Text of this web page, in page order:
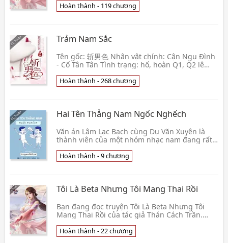
Ngọc hại nước, 👦 Bạch Lộ Thành Song
Hoàn thành - 119 chương
Trảm Nam Sắc
Tên gốc: 斩男色 Nhân vật chính: Cận Ngụ Đình
- Cố Tân Tân Tình trạng: hố, hoàn Q1, Q2 lê
chươn👦 Thánh Yêu
Hoàn thành - 268 chương
Hai Tên Thẳng Nam Ngốc Nghếch
Văn án Lâm Lạc Bạch cùng Dụ Văn Xuyên là
thành viên của một nhóm nhạc nam đang rất
năm, đều cho rằ👦 Cốt Hỏa
Hoàn thành - 9 chương
Tôi Là Beta Nhưng Tôi Mang Thai Rồi
Bạn đang đọc truyện Tôi Là Beta Nhưng Tôi
Mang Thai Rồi của tác giả Thán Cách Trần.
thai. 👦 Thán Cách Trần
Hoàn thành - 22 chương